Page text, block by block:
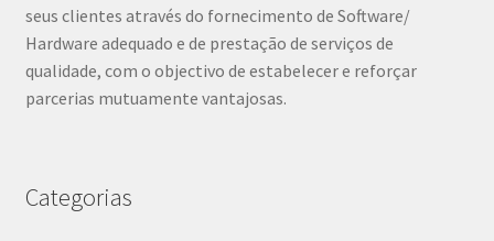
seus clientes através do fornecimento de Software/
Hardware adequado e de prestação de serviços de
qualidade, com o objectivo de estabelecer e reforçar
parcerias mutuamente vantajosas.
Categorias